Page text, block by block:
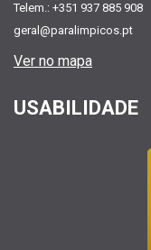
Telem.: +351 937 885 908
geral@paralimpicos.pt
Ver no mapa
USABILIDADE